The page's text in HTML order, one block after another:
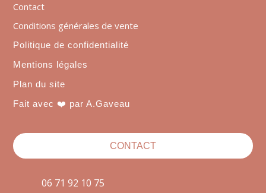
Contact
Conditions générales de vente
Politique de confidentialité
Mentions légales
Plan du site
Fait avec ❤️ par A.Gaveau
CONTACT
06 71 92 10 75